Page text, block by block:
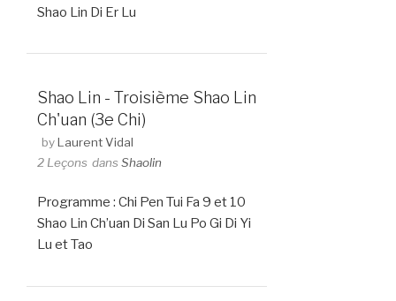
Shao Lin Di Er Lu
Shao Lin - Troisième Shao Lin
Ch'uan (3e Chi)
byLaurent Vidal
2 Leçons dansShaolin
Programme : Chi Pen Tui Fa 9 et 10
Shao Lin Ch’uan Di San Lu Po Gi Di Yi
Lu et Tao